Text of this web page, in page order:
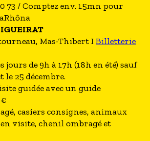
73 / Comptez env. 15mn pour
Mas-Thibert I Billetterie
jours de 9h à 17h (18h en été) sauf
le 25 décembre.
guidée avec un guide
casiers consignes, animaux
visite, chenil ombragé et